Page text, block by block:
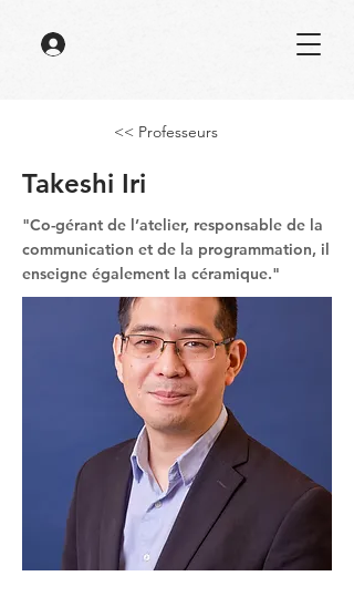
<< Professeurs
Takeshi Iri
"Co-gérant de l’atelier, responsable de la
communication et de la programmation, il
enseigne également la céramique."